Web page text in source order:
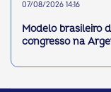
07/08/2026 14:16
Modelo brasileiro
congresso na